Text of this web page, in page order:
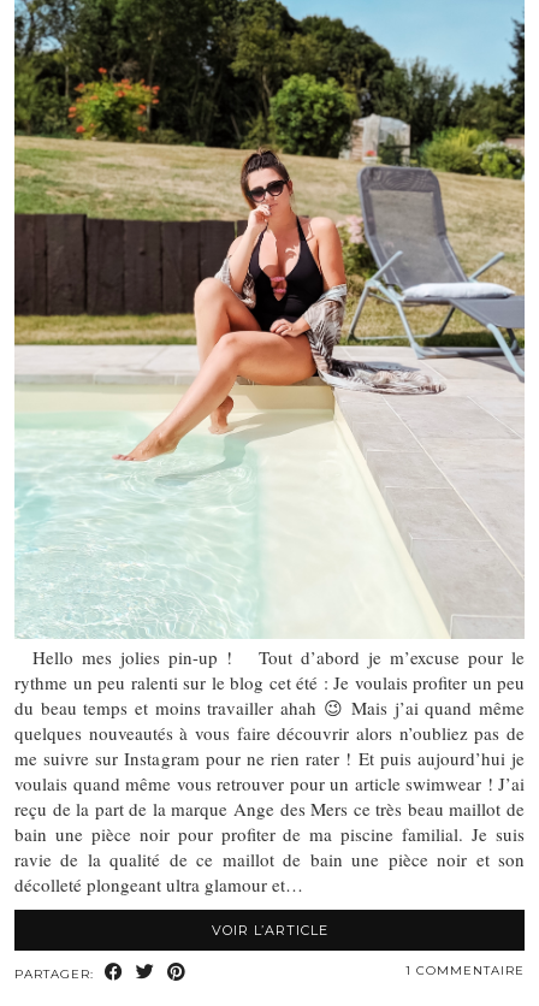
Hello mes jolies pin-up ! Tout d’abord je m’excuse pour le
rythme un peu ralenti sur le blog cet été : Je voulais profiter un peu
du beau temps et moins travailler ahah 😉 Mais j’ai quand même
quelques nouveautés à vous faire découvrir alors n’oubliez pas de
me suivre sur Instagram pour ne rien rater ! Et puis aujourd’hui je
voulais quand même vous retrouver pour un article swimwear ! J’ai
reçu de la part de la marque Ange des Mers ce très beau maillot de
bain une pièce noir pour profiter de ma piscine familial. Je suis
ravie de la qualité de ce maillot de bain une pièce noir et son
décolleté plongeant ultra glamour et…
VOIR L’ARTICLE
PARTAGER: 1 COMMENTAIRE